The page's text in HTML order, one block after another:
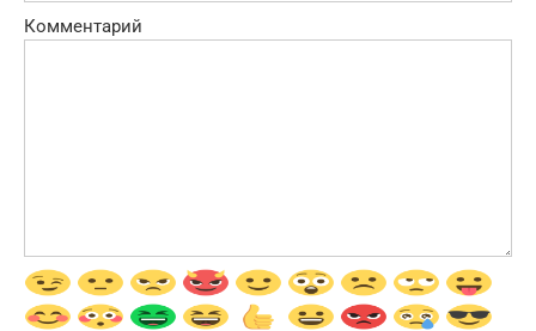
Комментарий